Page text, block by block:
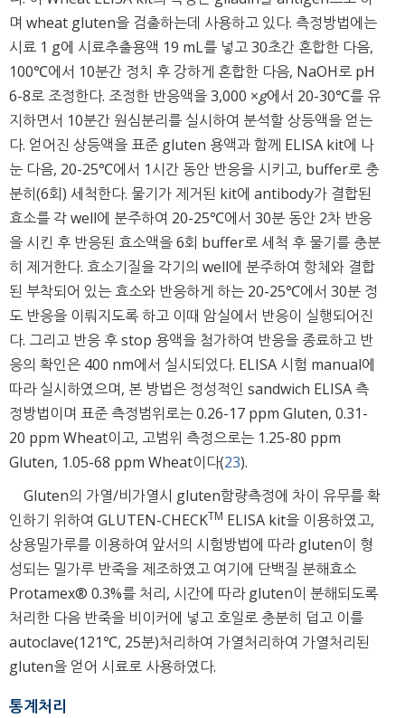
며 wheat gluten을 검출하는데 사용하고 있다. 측정방법에는
시료 1 g에 시료추출용액 19 mL를 넣고 30초간 혼합한 다음,
100℃에서 10분간 정치 후 강하게 혼합한 다음, NaOH로 pH
6-8로 조정한다. 조정한 반응액을 3,000 ×g에서 20-30℃를 유
지하면서 10분간 원심분리를 실시하여 분석할 상등액을 얻는
다. 얻어진 상등액을 표준 gluten 용액과 함께 ELISA kit에 나
눈 다음, 20-25℃에서 1시간 동안 반응을 시키고, buffer로 충
분히(6회) 세척한다. 물기가 제거된 kit에 antibody가 결합된
효소를 각 well에 분주하여 20-25℃에서 30분 동안 2차 반응
을 시킨 후 반응된 효소액을 6회 buffer로 세척 후 물기를 충분
히 제거한다. 효소기질을 각기의 well에 분주하여 항체와 결합
된 부착되어 있는 효소와 반응하게 하는 20-25℃에서 30분 정
도 반응을 이뤄지도록 하고 이때 암실에서 반응이 실행되어진
다. 그리고 반응 후 stop 용액을 첨가하여 반응을 종료하고 반
응의 확인은 400 nm에서 실시되었다. ELISA 시험 manual에
따라 실시하였으며, 본 방법은 정성적인 sandwich ELISA 측
정방법이며 표준 측정범위로는 0.26-17 ppm Gluten, 0.31-
20 ppm Wheat이고, 고범위 측정으로는 1.25-80 ppm
Gluten, 1.05-68 ppm Wheat이다(23).
Gluten의 가열/비가열시 gluten함량측정에 차이 유무를 확
인하기 위하여 GLUTEN-CHECKTM ELISA kit을 이용하였고,
상용밀가루를 이용하여 앞서의 시험방법에 따라 gluten이 형
성되는 밀가루 반죽을 제조하였고 여기에 단백질 분해효소
Protamex® 0.3%를 처리, 시간에 따라 gluten이 분해되도록
처리한 다음 반죽을 비이커에 넣고 호일로 충분히 덥고 이를
autoclave(121℃, 25분)처리하여 가열처리하여 가열처리된
gluten을 얻어 시료로 사용하였다.
통계처리